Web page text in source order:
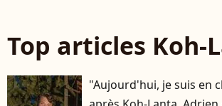
Top articles Koh-
"Aujourd'hui, je suis en